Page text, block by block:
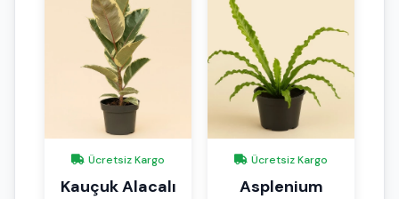
Ücretsiz Kargo
Kauçuk Alacalı
Ücretsiz Kargo
Asplenium